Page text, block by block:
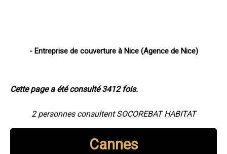
- Entreprise de couverture à Nice (Agence de Nice)
Cette page a été consulté 3412 fois.
2 personnes consultent SOCOREBAT HABITAT
Cannes